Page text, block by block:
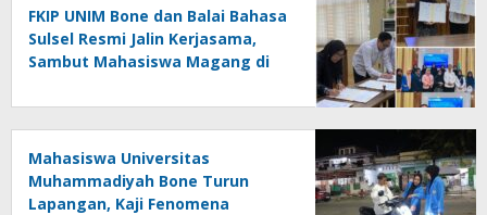
FKIP UNIM Bone dan Balai Bahasa
Sulsel Resmi Jalin Kerjasama,
Sambut Mahasiswa Magang di
Mahasiswa Universitas
Muhammadiyah Bone Turun
Lapangan, Kaji Fenomena